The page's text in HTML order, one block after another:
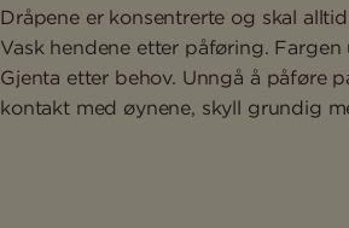
Dråpene er konsentrerte og skal
Vask hendene etter påføring.
Gjenta etter behov. Unngå å påføre
kontakt med øynene, skyll grundig